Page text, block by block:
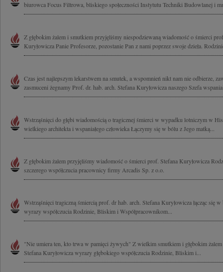
biurowca Focus Filtrowa, bliskiego społeczności Instytutu Techniki Budowlanej i
Z głębokim żalem i smutkiem przyjęliśmy niespodziewaną wiadomość o śmierci
Kuryłowicza Panie Profesorze, pozostanie Pan z nami poprzez swoje dzieła.
Czas jest najlepszym lekarstwem na smutek, a wspomnień nikt nam nie odbierze,
zasmuceni żegnamy Prof. dr. hab. arch. Stefana Kuryłowicza naszego Szefa
Wstrząśnięci do głębi wiadomością o tragicznej śmierci w wypadku lotniczym w
wielkiego architekta i wspaniałego człowieka Łączymy się w bólu z Jego matką...
Z głębokim żalem przyjęliśmy wiadomość o śmierci prof. Stefana Kuryłowicza
szczerego współczucia pracownicy firmy Arcadis Sp. z o.o.
Wstrząśnięci tragiczną śmiercią prof. dr hab. arch. Stefana Kuryłowicza łącząc się
wyrazy współczucia Rodzinie, Bliskim i Współpracownikom...
"Nie umiera ten, kto trwa w pamięci żywych" Z wielkim smutkiem i głębokim
Stefana Kuryłowicza wyrazy głębokiego współczucia Rodzinie, Bliskim i...